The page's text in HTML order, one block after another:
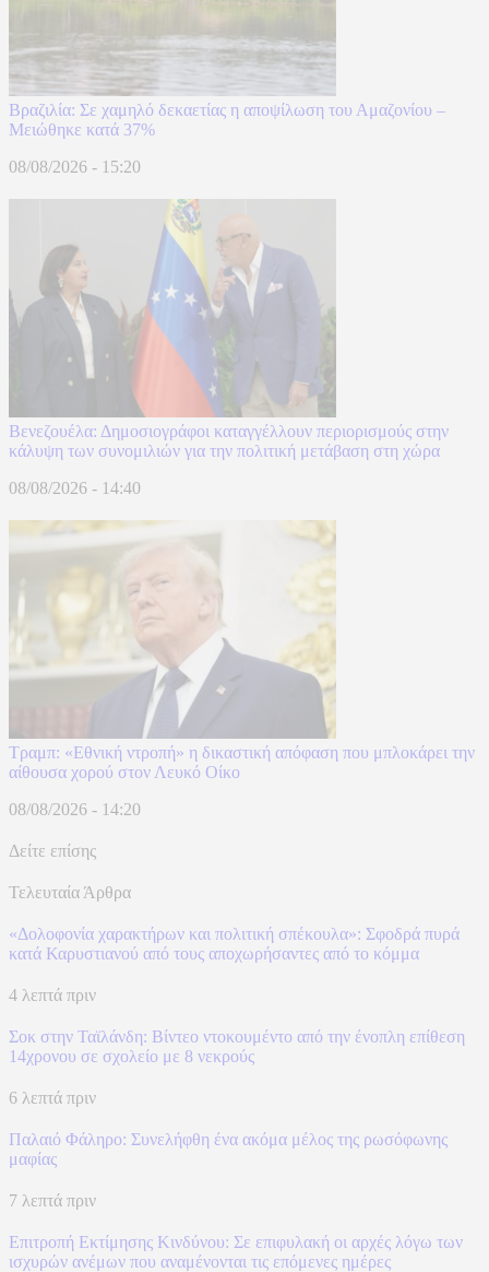
Βραζιλία: Σε χαμηλό δεκαετίας η αποψίλωση του Αμαζονίου –
Μειώθηκε κατά 37%
08/08/2026 - 15:20
Βενεζουέλα: Δημοσιογράφοι καταγγέλλουν περιορισμούς στην
κάλυψη των συνομιλιών για την πολιτική μετάβαση στη χώρα
08/08/2026 - 14:40
Τραμπ: «Εθνική ντροπή» η δικαστική απόφαση που μπλοκάρει την
αίθουσα χορού στον Λευκό Οίκο
08/08/2026 - 14:20
Δείτε επίσης
Τελευταία Άρθρα
«Δολοφονία χαρακτήρων και πολιτική σπέκουλα»: Σφοδρά πυρά
κατά Καρυστιανού από τους αποχωρήσαντες από το κόμμα
4 λεπτά πριν
Σοκ στην Ταϊλάνδη: Βίντεο ντοκουμέντο από την ένοπλη επίθεση
14χρονου σε σχολείο με 8 νεκρούς
6 λεπτά πριν
Παλαιό Φάληρο: Συνελήφθη ένα ακόμα μέλος της ρωσόφωνης
μαφίας
7 λεπτά πριν
Επιτροπή Εκτίμησης Κινδύνου: Σε επιφυλακή οι αρχές λόγω των
ισχυρών ανέμων που αναμένονται τις επόμενες ημέρες